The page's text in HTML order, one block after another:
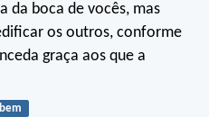
da boca de vocês, mas
os outros, conforme
graça aos que a
bem